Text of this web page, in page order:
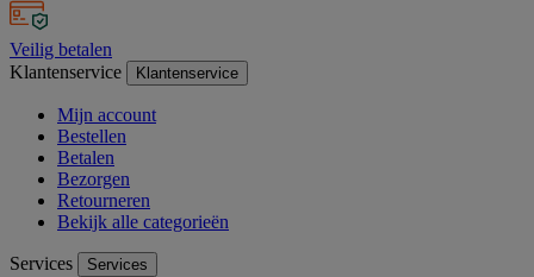
Veilig betalen
Klantenservice
Klantenservice
Mijn account
Bestellen
Betalen
Bezorgen
Retourneren
Bekijk alle categorieën
Services Services